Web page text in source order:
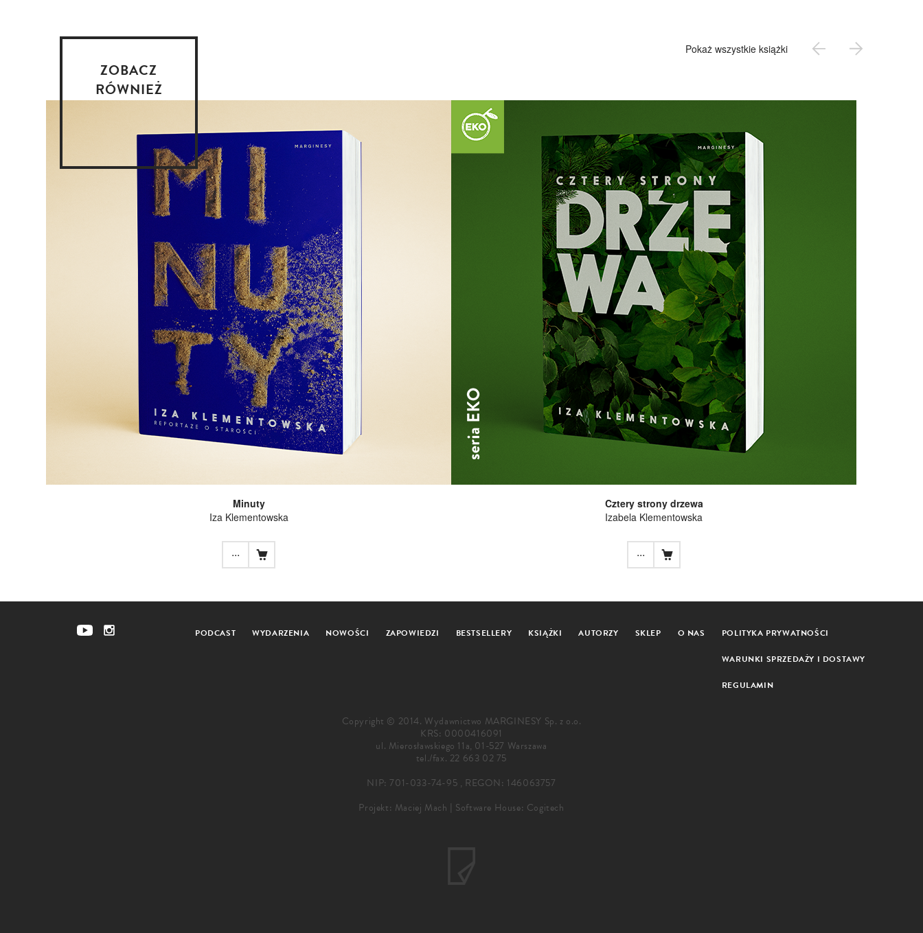
ZOBACZ
RÓWNIEŻ
Pokaż wszystkie książki
Minuty
Iza Klementowska
...
Cztery strony drzewa
Izabela Klementowska
...
PODCAST WYDARZENIA NOWOŚCI ZAPOWIEDZI BESTSELLERY KSIĄŻKI AUTORZY SKLEP O NAS POLITYKA PRYWATNOŚCI
WARUNKI SPRZEDAŻY I DOSTAWY
REGULAMIN
Copyright © 2014. Wydawnictwo MARGINESY Sp. z o.o.
KRS: 0000416091
ul. Mierosławskiego 11a, 01-527 Warszawa
tel./fax. 22 663 02 75
NIP: 701-033-74-95 , REGON: 146063757
Projekt: Maciej Mach | Software House: Cogitech